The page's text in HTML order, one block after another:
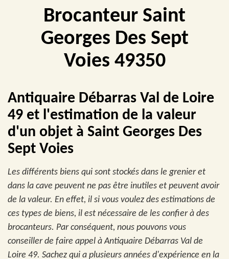
Brocanteur Saint
Georges Des Sept
Voies 49350
Antiquaire Débarras Val de Loire
49 et l'estimation de la valeur
d'un objet à Saint Georges Des
Sept Voies
Les différents biens qui sont stockés dans le grenier et
dans la cave peuvent ne pas être inutiles et peuvent avoir
de la valeur. En effet, il si vous voulez des estimations de
ces types de biens, il est nécessaire de les confier à des
brocanteurs. Par conséquent, nous pouvons vous
conseiller de faire appel à Antiquaire Débarras Val de
Loire 49. Sachez qui a plusieurs années d'expérience en la